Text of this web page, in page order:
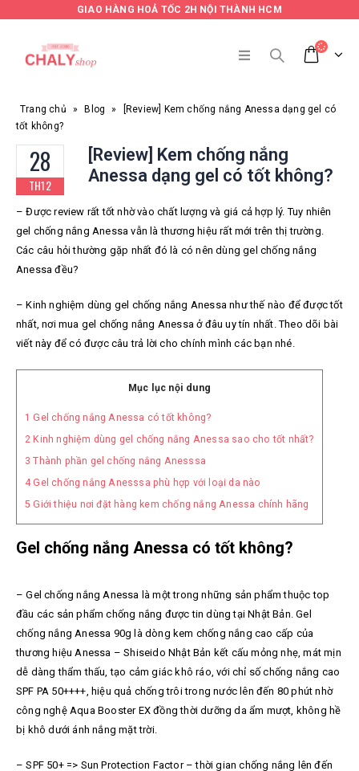
GIAO HÀNG HOẢ TỐC 2H NỘI THÀNH HCM
Trang chủ » Blog »
[Review] Kem chống nắng Anessa dạng gel có
tốt không?
28
TH12
[Review] Kem chống nắng
Anessa dạng gel có tốt không?
– Được review rất tốt nhờ vào chất lượng và giá cả hợp lý. Tuy nhiên
gel chống nắng Anessa vẫn là thương hiệu rất mới trên thị trường.
Các câu hỏi thường gặp nhất đó là có nên dùng gel chống nắng
Anessa đều?
– Kinh nghiệm dùng gel chống nắng Anessa như thế nào để được tốt
nhất, nơi mua gel chống nắng Anessa ở đâu uy tín nhất. Theo dõi bài
viết này để có được câu trả lời cho chính mình các bạn nhé.
Mục lục nội dung
1 Gel chống nắng Anessa có tốt không?
2 Kinh nghiệm dùng gel chống nắng Anessa sao cho tốt nhất?
3 Thành phần gel chống nắng Anesssa
4Gel chống nắng Anesssa phù hợp với loại da nào
5 Giới thiệu nơi đặt hàng kem chống nắng Anessa chính hãng
Gel chống nắng Anessa có tốt không?
– Gel chống nắng Anessa là một trong những sản phẩm thuộc top
đầu các sản phẩm chống nắng được tin dùng tại Nhật Bản. Gel
chống nắng Anessa 90g là dòng kem chống nắng cao cấp của
thương hiệu Anessa – Shiseido Nhật Bản kết cấu mỏng nhẹ, mát mịn
dễ dàng thẩm thấu, tạo cảm giác khô ráo, với chỉ số chống nắng cao
SPF PA 50++++, hiệu quả chống trôi trong nước lên đến 80 phút nhờ
công nghệ Aqua Booster EX đồng thời dưỡng da ẩm mượt, không hề
bị khô dưới ánh nắng mặt trời.
– SPF 50+ => Sun Protection Factor – thời gian chống nắng lên đến